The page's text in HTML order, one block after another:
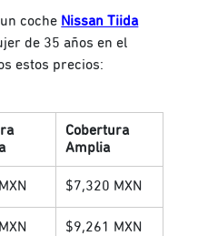
coche Nissan Tiida
de 35 años en el
estos precios:
Cobertura
Amplia
$7,320 MXN
$9,261 MXN